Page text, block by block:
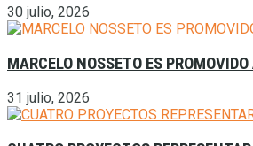
30 julio, 2026
MARCELO NOSSETO ES
31 julio, 2026